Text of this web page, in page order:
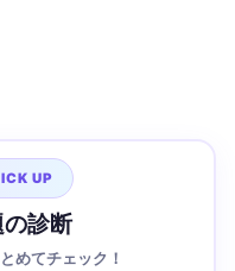
UP
診断
めてチェック！